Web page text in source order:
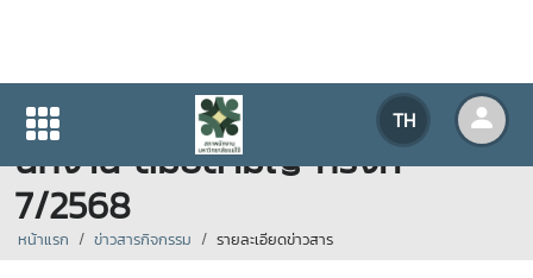
TH
การประชุมคณะกรรมการสภาพ
นักงาน สมัยสามัญ ครั้งที่
7/2568
หน้าแรก ข่าวสารกิจกรรม รายละเอียดข่าวสาร